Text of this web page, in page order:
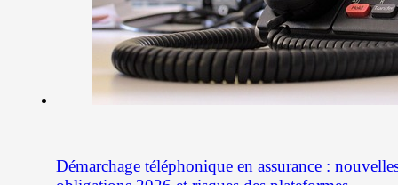
Démarchage téléphonique en assurance :